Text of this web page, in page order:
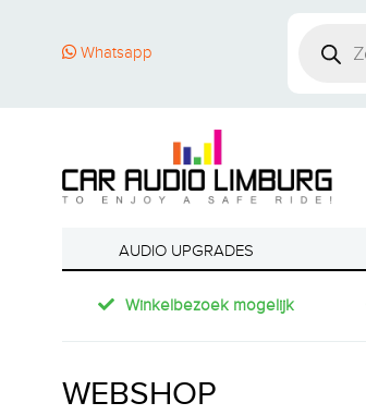
Whatsapp
AUDIO UPGRADES
Winkelbezoek mogelijk
WEBSHOP